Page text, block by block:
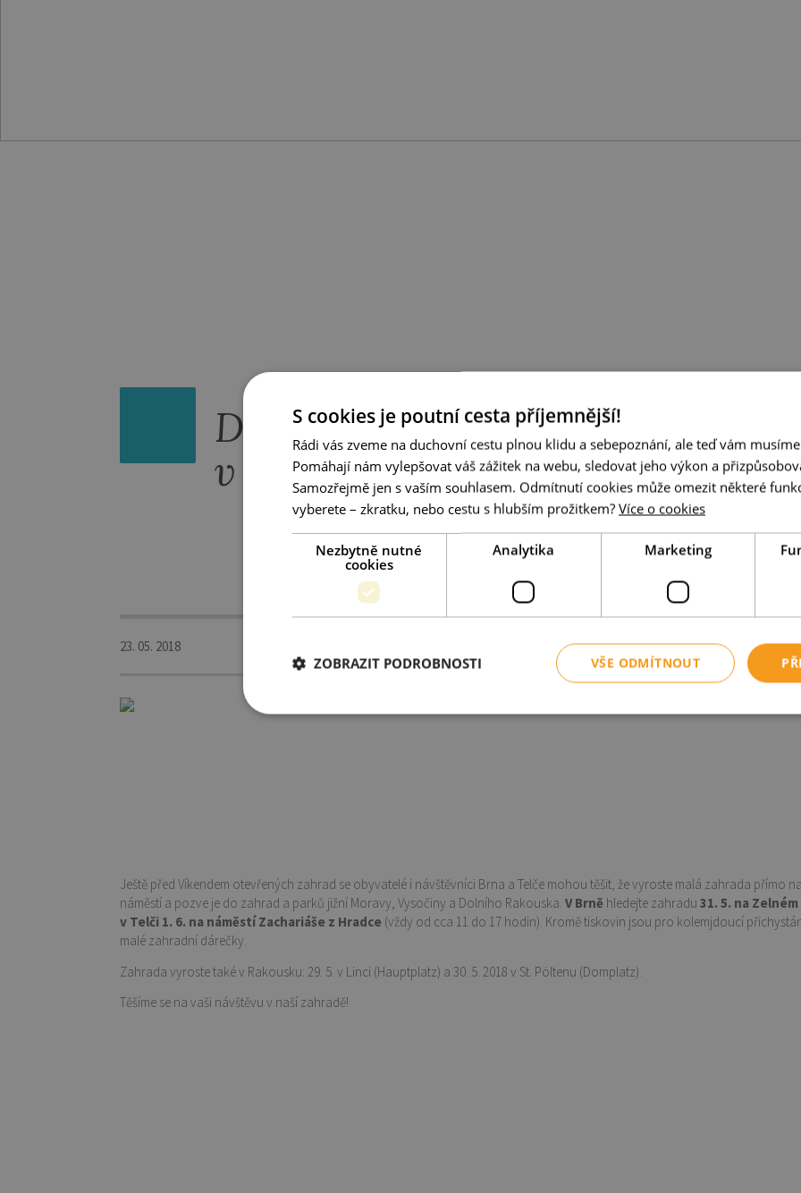
Do zahrad pozve pop-up
v Brně a Telči
23. 05. 2018
Ještě před Víkendem otevřených zahrad se obyvatelé i návštěvníci Brna a Telče mohou těšit, že vyroste malá zahrada přímo
náměstí a pozve je do zahrad a parků jižní Moravy, Vysočiny a Dolního Rakouska.V Brně hledejte zahradu31. 5. na
v Telči 1. 6. na náměstí Zachariáše z Hradce (vždy od cca 11 do 17 hodin). Kromě tiskovin jsou pro kolemjdoucí
malé zahradní dárečky.
Zahrada vyroste také v Rakousku: 29. 5. v Linci (Hauptplatz) a 30. 5. 2018 v St. Pöltenu (Domplatz).
Těšíme se na vaši návštěvu v naší zahradě!
S cookies je poutní cesta příjemnější!
Rádi vás zveme na duchovní cestu plnou klidu a sebepoznání, ale teď vám
Pomáhají nám vylepšovat váš zážitek na webu, sledovat jeho výkon a
Samozřejmě jen s vaším souhlasem. Odmítnutí cookies může omezit některé
vyberete – zkratku, nebo cestu s hlubším prožitkem? Více o cookies
Nezbytně nutné
cookies
Analytika Marketing
VŠE ODMÍTNOUT
ZOBRAZIT PODROBNOSTI